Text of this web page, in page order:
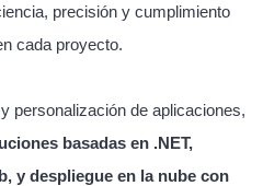
precisión y cumplimiento
cada proyecto.
personalización de aplicaciones,
basadas en .NET,
y despliegue en la nube con